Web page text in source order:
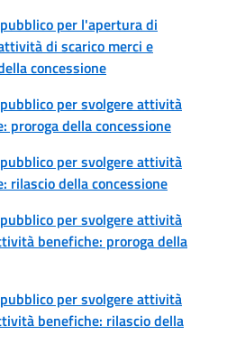
per l'apertura di
di scarico merci e
concessione
per svolgere attività
proroga della concessione
per svolgere attività
rilascio della concessione
per svolgere attività
benefiche: proroga della
per svolgere attività
benefiche: rilascio della